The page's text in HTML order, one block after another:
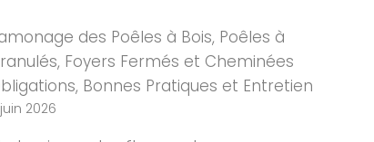
des Poêles à Bois, Poêles à
Foyers Fermés et Cheminées
Bonnes Pratiques et Entretien
2026